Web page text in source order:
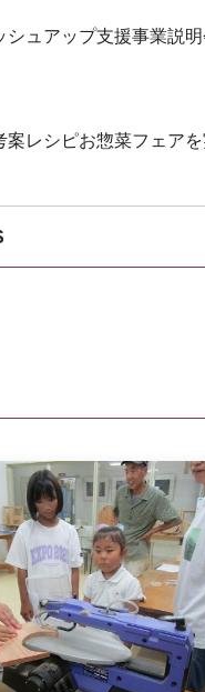
ュアップ支援事業説
案レシピお惣菜フェアを